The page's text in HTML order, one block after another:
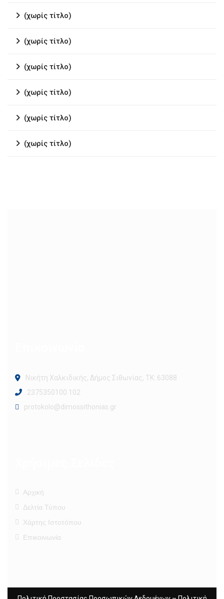
(χωρίς τίτλο)
(χωρίς τίτλο)
(χωρίς τίτλο)
(χωρίς τίτλο)
(χωρίς τίτλο)
(χωρίς τίτλο)
Νικήτη Χαλκιδικής, Δήμος Σιθωνίας, ΤΚ: 63088
2375350100 102
protokolo@dimossithonias.gr
Αρχική
Δελτία Τύπου
Χάρτης Ιστοτόπου
Επικοινωνία